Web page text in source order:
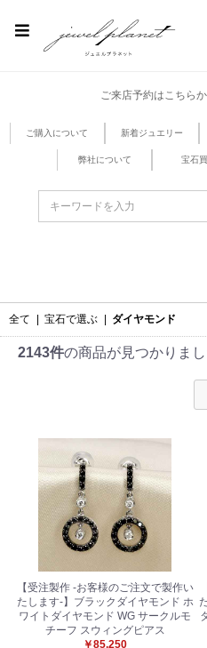
ご来店予約はこちら
ご購入について 新着ジュエリー
弊社について 宝石
全て 宝石で選ぶ ダイヤモンド
2143件の商品が見つかりまし
【受注製作 -お客様のご注文で製作い
たします-】ブラックダイヤモンド ホ
ワイトダイヤモンド WG サークルモ
チーフ スウィングピアス
￥85,250